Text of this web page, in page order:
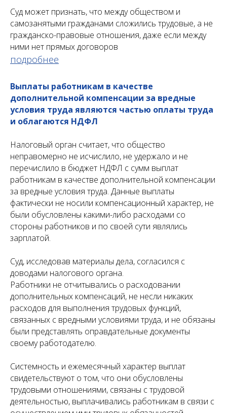
Суд может признать, что между обществом и
самозанятыми гражданами сложились трудовые, а не
гражданско-правовые отношения, даже если между
ними нет прямых договоров
подробнее
Выплаты работникам в качестве
дополнительной компенсации за вредные
условия труда являются частью оплаты труда
и облагаются НДФЛ
Налоговый орган считает, что общество
неправомерно не исчислило, не удержало и не
перечислило в бюджет НДФЛ с сумм выплат
работникам в качестве дополнительной компенсации
за вредные условия труда. Данные выплаты
фактически не носили компенсационный характер, не
были обусловлены какими-либо расходами со
стороны работников и по своей сути являлись
зарплатой.
Суд, исследовав материалы дела, согласился с
доводами налогового органа.
Работники не отчитывались о расходовании
дополнительных компенсаций, не несли никаких
расходов для выполнения трудовых функций,
связанных с вредными условиями труда, и не обязаны
были представлять оправдательные документы
своему работодателю.
Системность и ежемесячный характер выплат
свидетельствуют о том, что они обусловлены
трудовыми отношениями, связаны с трудовой
деятельностью, выплачивались работникам в связи с